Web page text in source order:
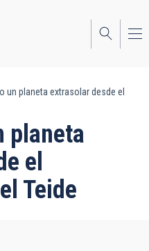
un planeta extrasolar desde el
planeta
el
Teide